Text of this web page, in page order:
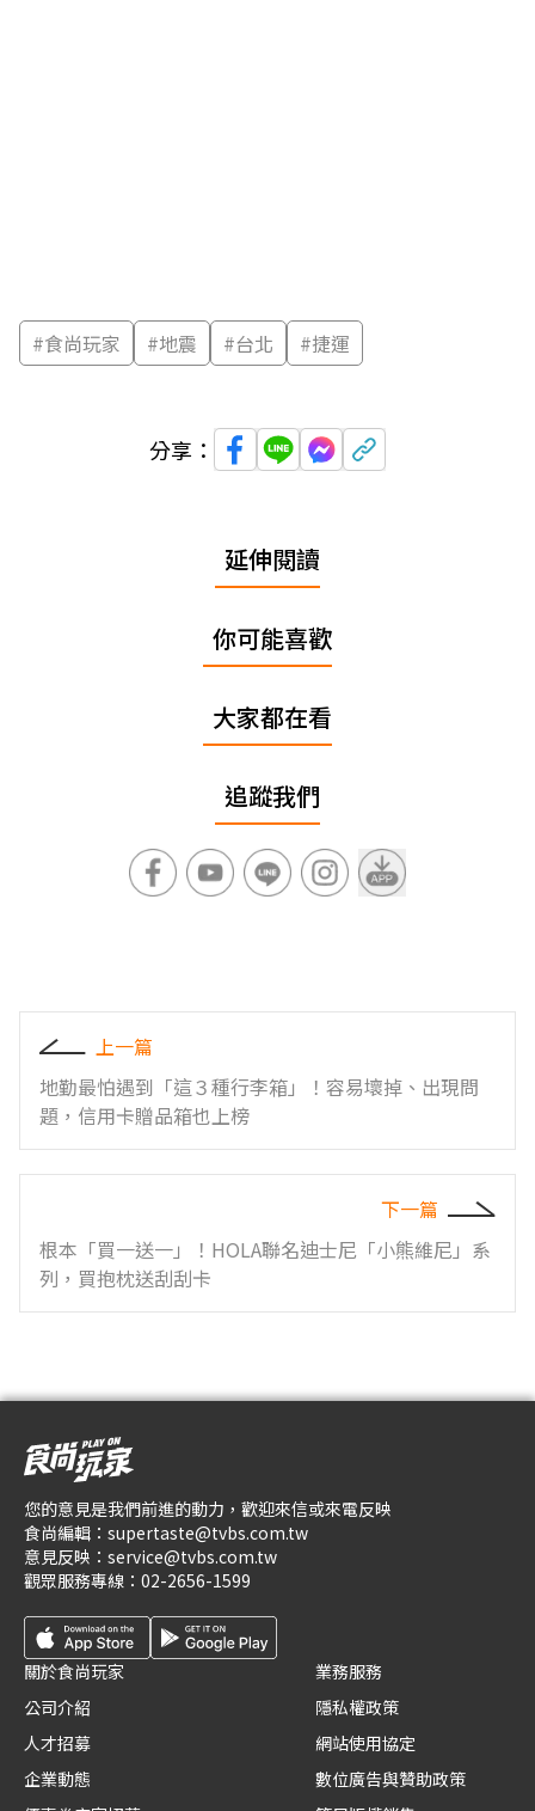
#食尚玩家 #地震 #台北 #捷運
分享：
延伸閱讀
你可能喜歡
大家都在看
追蹤我們
上一篇
地勤最怕遇到「這３種行李箱」！容易壞掉、出現問
題，信用卡贈品箱也上榜
下一篇
根本「買一送一」！HOLA聯名迪士尼「小熊維尼」系
列，買抱枕送刮刮卡
您的意見是我們前進的動力，歡迎來信或來電反映
食尚編輯： supertaste@tvbs.com.tw
意見反映： service@tvbs.com.tw
觀眾服務專線： 02-2656-1599
關於食尚玩家
公司介紹
人才招募
企業動態
業務服務
隱私權政策
網站使用協定
數位廣告與贊助政策